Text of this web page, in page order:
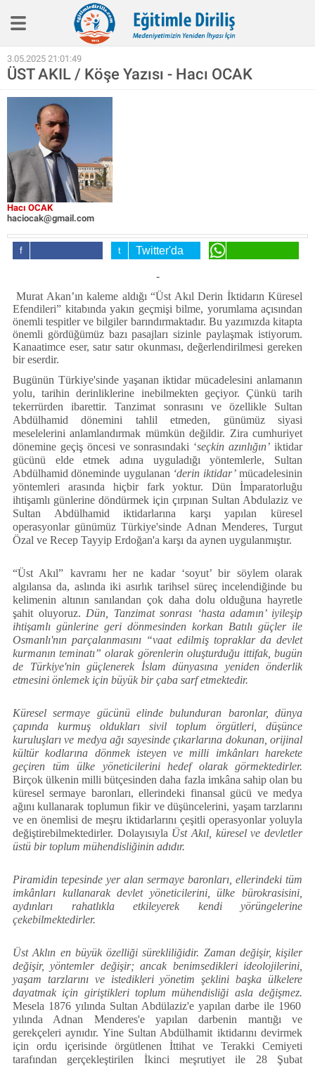
Eğitim İlkelerimiz
Haber
Köşe Yazıları
Biyografi
Röpotaj
Aile Eğitimi
SineEğitim
Kitap
Künye
İletişim
3.05.2025 21:01:49
ÜST AKIL / Köşe Yazısı - Hacı OCAK
Hacı OCAK
haciocak@gmail.com
Twitter'da
-
Murat Akan’ın kaleme aldığı “Üst Akıl Derin İktidarın Küresel
Efendileri” kitabında yakın geçmişi bilme, yorumlama açısından
önemli tespitler ve bilgiler barındırmaktadır. Bu yazımızda kitapta
önemli gördüğümüz bazı pasajları sizinle paylaşmak istiyorum.
Kanaatimce eser, satır satır okunması, değerlendirilmesi gereken
bir eserdir.
Bugünün Türkiye'sinde yaşanan iktidar mücadelesini anlamanın
yolu, tarihin derinliklerine inebilmekten geçiyor. Çünkü tarih
tekerrürden ibarettir. Tanzimat sonrasını ve özellikle Sultan
Abdülhamid dönemini tahlil etmeden, günümüz siyasi
meselelerini anlamlandırmak mümkün değildir. Zira cumhuriyet
dönemine geçiş öncesi ve sonrasındaki ‘seçkin azınlığın’ iktidar
gücünü elde etmek adına uyguladığı yöntemlerle, Sultan
Abdülhamid döneminde uygulanan ‘derin iktidar’mücadelesinin
yöntemleri arasında hiçbir fark yoktur. Dün İmparatorluğu
ihtişamlı günlerine döndürmek için çırpınan Sultan Abdulaziz ve
Sultan Abdülhamid iktidarlarına karşı yapılan küresel
operasyonlar günümüz Türkiye'sinde Adnan Menderes, Turgut
Özal ve Recep Tayyip Erdoğan'a karşı da aynen uygulanmıştır.
“Üst Akıl” kavramı her ne kadar ‘soyut’ bir söylem olarak
algılansa da, aslında iki asırlık tarihsel süreç incelendiğinde bu
kelimenin altının sanılandan çok daha dolu olduğuna hayretle
şahit oluyoruz. Dün, Tanzimat sonrası ‘hasta adamın’ iyileşip
ihtişamlı günlerine geri dönmesinden korkan Batılı güçler ile
Osmanlı'nın parçalanmasını “vaat edilmiş topraklar da devlet
kurmanın teminatı” olarak görenlerin oluşturduğu ittifak, bugün
de Türkiye'nin güçlenerek İslam dünyasına yeniden önderlik
etmesini önlemek için büyük bir çaba sarf etmektedir.
Küresel sermaye gücünü elinde bulunduran baronlar, dünya
çapında kurmuş oldukları sivil toplum örgütleri, düşünce
kuruluşları ve medya ağı sayesinde çıkarlarına dokunan, orijinal
kültür kodlarına dönmek isteyen ve milli imkânları harekete
geçiren tüm ülke yöneticilerini hedef olarak görmektedirler.
Birçok ülkenin milli bütçesinden daha fazla imkâna sahip olan bu
küresel sermaye baronları, ellerindeki finansal gücü ve medya
ağını kullanarak toplumun fikir ve düşüncelerini, yaşam tarzlarını
ve en önemlisi de meşru iktidarlarını çeşitli operasyonlar yoluyla
değiştirebilmektedirler. Dolayısıyla Üst Akıl, küresel ve devletler
üstü bir toplum mühendisliğinin adıdır.
Piramidin tepesinde yer alan sermaye baronları, ellerindeki tüm
imkânları kullanarak devlet yöneticilerini, ülke bürokrasisini,
aydınları rahatlıkla etkileyerek kendi yörüngelerine
çekebilmektedirler.
Üst Aklın en büyük özelliği sürekliliğidir. Zaman değişir, kişiler
değişir, yöntemler değişir; ancak benimsedikleri ideolojilerini,
yaşam tarzlarını ve istedikleri yönetim şeklini başka ülkelere
dayatmak için giriştikleri toplum mühendisliği asla değişmez.
Mesela 1876 yılında Sultan Abdülaziz'e yapılan darbe ile 1960
yılında Adnan Menderes'e yapılan darbenin mantığı ve
gerekçeleri aynıdır. Yine Sultan Abdülhamit iktidarını devirmek
için ordu içerisinde örgütlenen İttihat ve Terakki Cemiyeti
tarafından gerçekleştirilen İkinci meşrutiyet ile 28 Şubat